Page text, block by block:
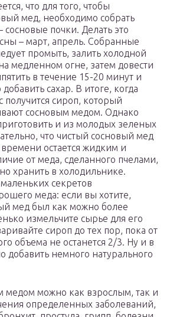
что для того, чтобы
мед, необходимо собрать
почки. Делать это
– март, апрель. Собранные
промыть, залить холодной
медленном огне, затем довести
в течение 15-20 минут и
добавить сахар. В итоге, когда
получится сироп, который
сосновым медом. Однако
и из молодых зеленых
что чистый сосновый мед
остается жидким и
от меда, сделанного пчелами,
хранить в холодильнике.
секретов
меда: если вы хотите,
мед был как можно более
измельчите сырье для его
сироп до тех пор, пока от
объема не останется 2/3. Ну и в
добавить немного натурального
медом можно как взрослым, так и
определенных заболеваний,